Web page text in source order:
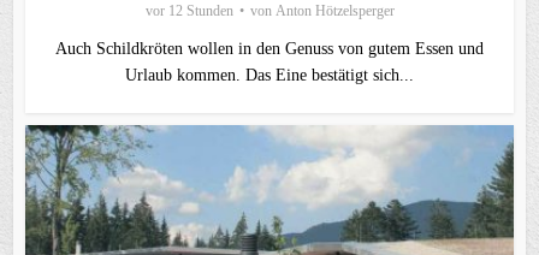
vor 12 Stunden von Anton Hötzelsperger
Auch Schildkröten wollen in den Genuss von gutem Essen und
Urlaub kommen. Das Eine bestätigt sich...